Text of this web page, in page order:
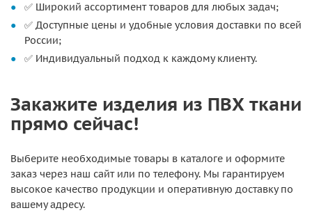
✅ Широкий ассортимент товаров для любых задач;
✅ Доступные цены и удобные условия доставки по всей
России;
✅ Индивидуальный подход к каждому клиенту.
Закажите изделия из ПВХ ткани
прямо сейчас!
Выберите необходимые товары в каталоге и оформите
заказ через наш сайт или по телефону. Мы гарантируем
высокое качество продукции и оперативную доставку по
вашему адресу.